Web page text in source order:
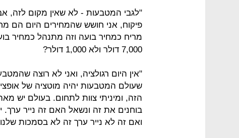
"לגבי המטבעות - לא שאין מקום לזה,
פיקוח, אני חושש שהמחירים היום הם
מריח כמחיר בועה וזה מתנהל כמחיר
7,000 דולר ולא 1,000 דולר?
"אין היום רגולציה, ואני לא רוצה
שעולם המטבעות יהיה מוטציה של
בוחנים את זה ונשאל האם זה נייר
ואם זה לא נייר ערך זה לא בסמכות